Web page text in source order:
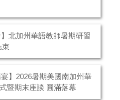
】北加州華語教師暑期研習
束
宴】2026暑期美國南加州華
暨期末座談 圓滿落幕